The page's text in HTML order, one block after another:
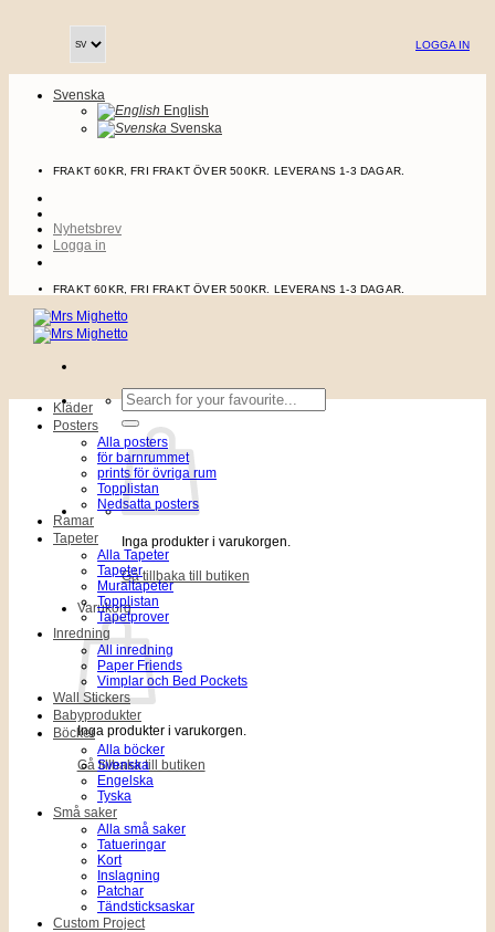
LOGGA IN
Svenska
English
Svenska
FRAKT 60KR, FRI FRAKT ÖVER 500KR. LEVERANS 1-3 DAGAR.
Nyhetsbrev
Logga in
FRAKT 60KR, FRI FRAKT ÖVER 500KR. LEVERANS 1-3 DAGAR.
Sök
efter:
Inga produkter i varukorgen.
Gå tillbaka till butiken
Varukorg
Inga produkter i varukorgen.
Gå tillbaka till butiken
Kläder
Posters
Alla posters
för barnrummet
prints för övriga rum
Topplistan
Nedsatta posters
Ramar
Tapeter
Alla Tapeter
Tapeter
Muraltapeter
Topplistan
Tapetprover
Inredning
All inredning
Paper Friends
Vimplar och Bed Pockets
Wall Stickers
Babyprodukter
Böcker
Alla böcker
Svenska
Engelska
Tyska
Små saker
Alla små saker
Tatueringar
Kort
Inslagning
Patchar
Tändsticksaskar
Custom Project